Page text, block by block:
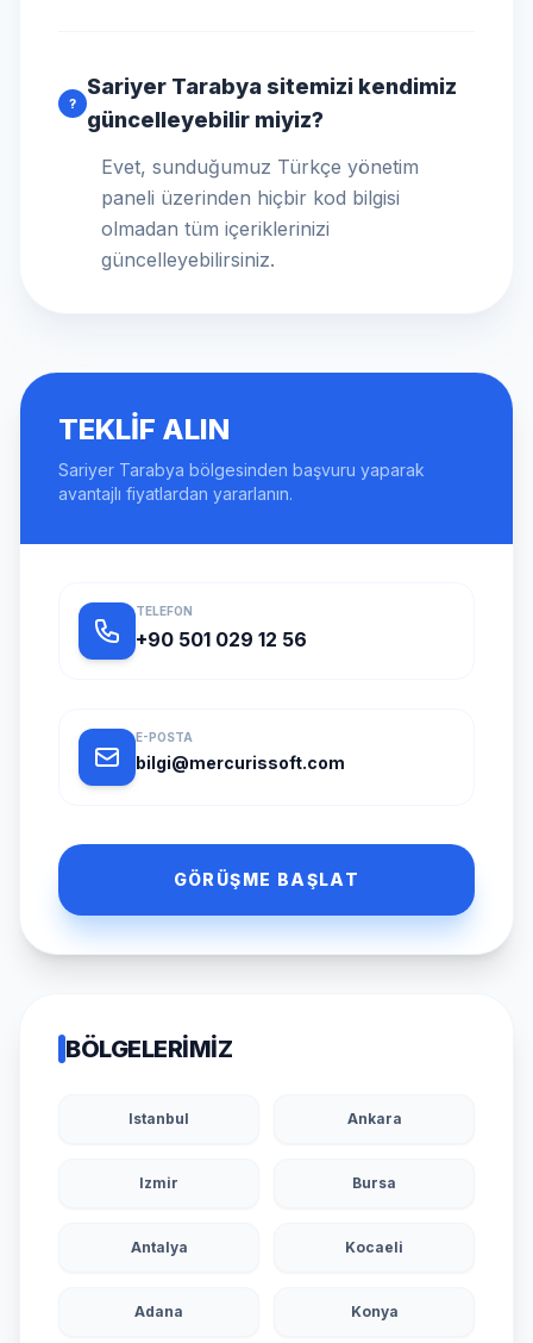
?
Sariyer Tarabya sitemizi kendimiz
güncelleyebilir miyiz?
Evet, sunduğumuz Türkçe yönetim
paneli üzerinden hiçbir kod bilgisi
olmadan tüm içeriklerinizi
güncelleyebilirsiniz.
TEKLIF ALIN
Sariyer Tarabya bölgesinden başvuru yaparak
avantajlı fiyatlardan yararlanın.
TELEFON
+90 501 029 12 56
E-POSTA
bilgi@mercurissoft.com
GÖRÜŞME BAŞLAT
BÖLGELERIMIZ
Istanbul Ankara
Izmir Bursa
Antalya Kocaeli
Adana Konya